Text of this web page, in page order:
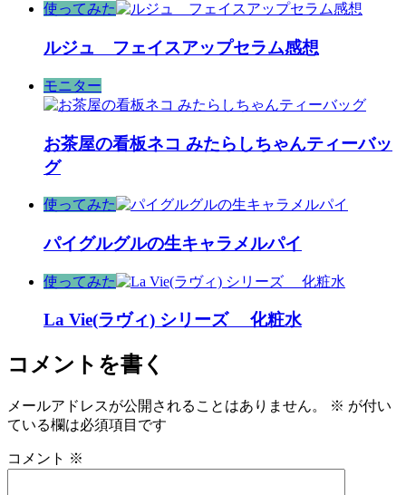
使ってみた
ルジュ フェイスアップセラム感想
モニター
お茶屋の看板ネコ みたらしちゃんティーバッ
グ
使ってみた
パイグルグルの生キャラメルパイ
使ってみた
La Vie(ラヴィ) シリーズ 化粧水
コメントを書く
メールアドレスが公開されることはありません。 ※ が付い
ている欄は必須項目です
コメント ※